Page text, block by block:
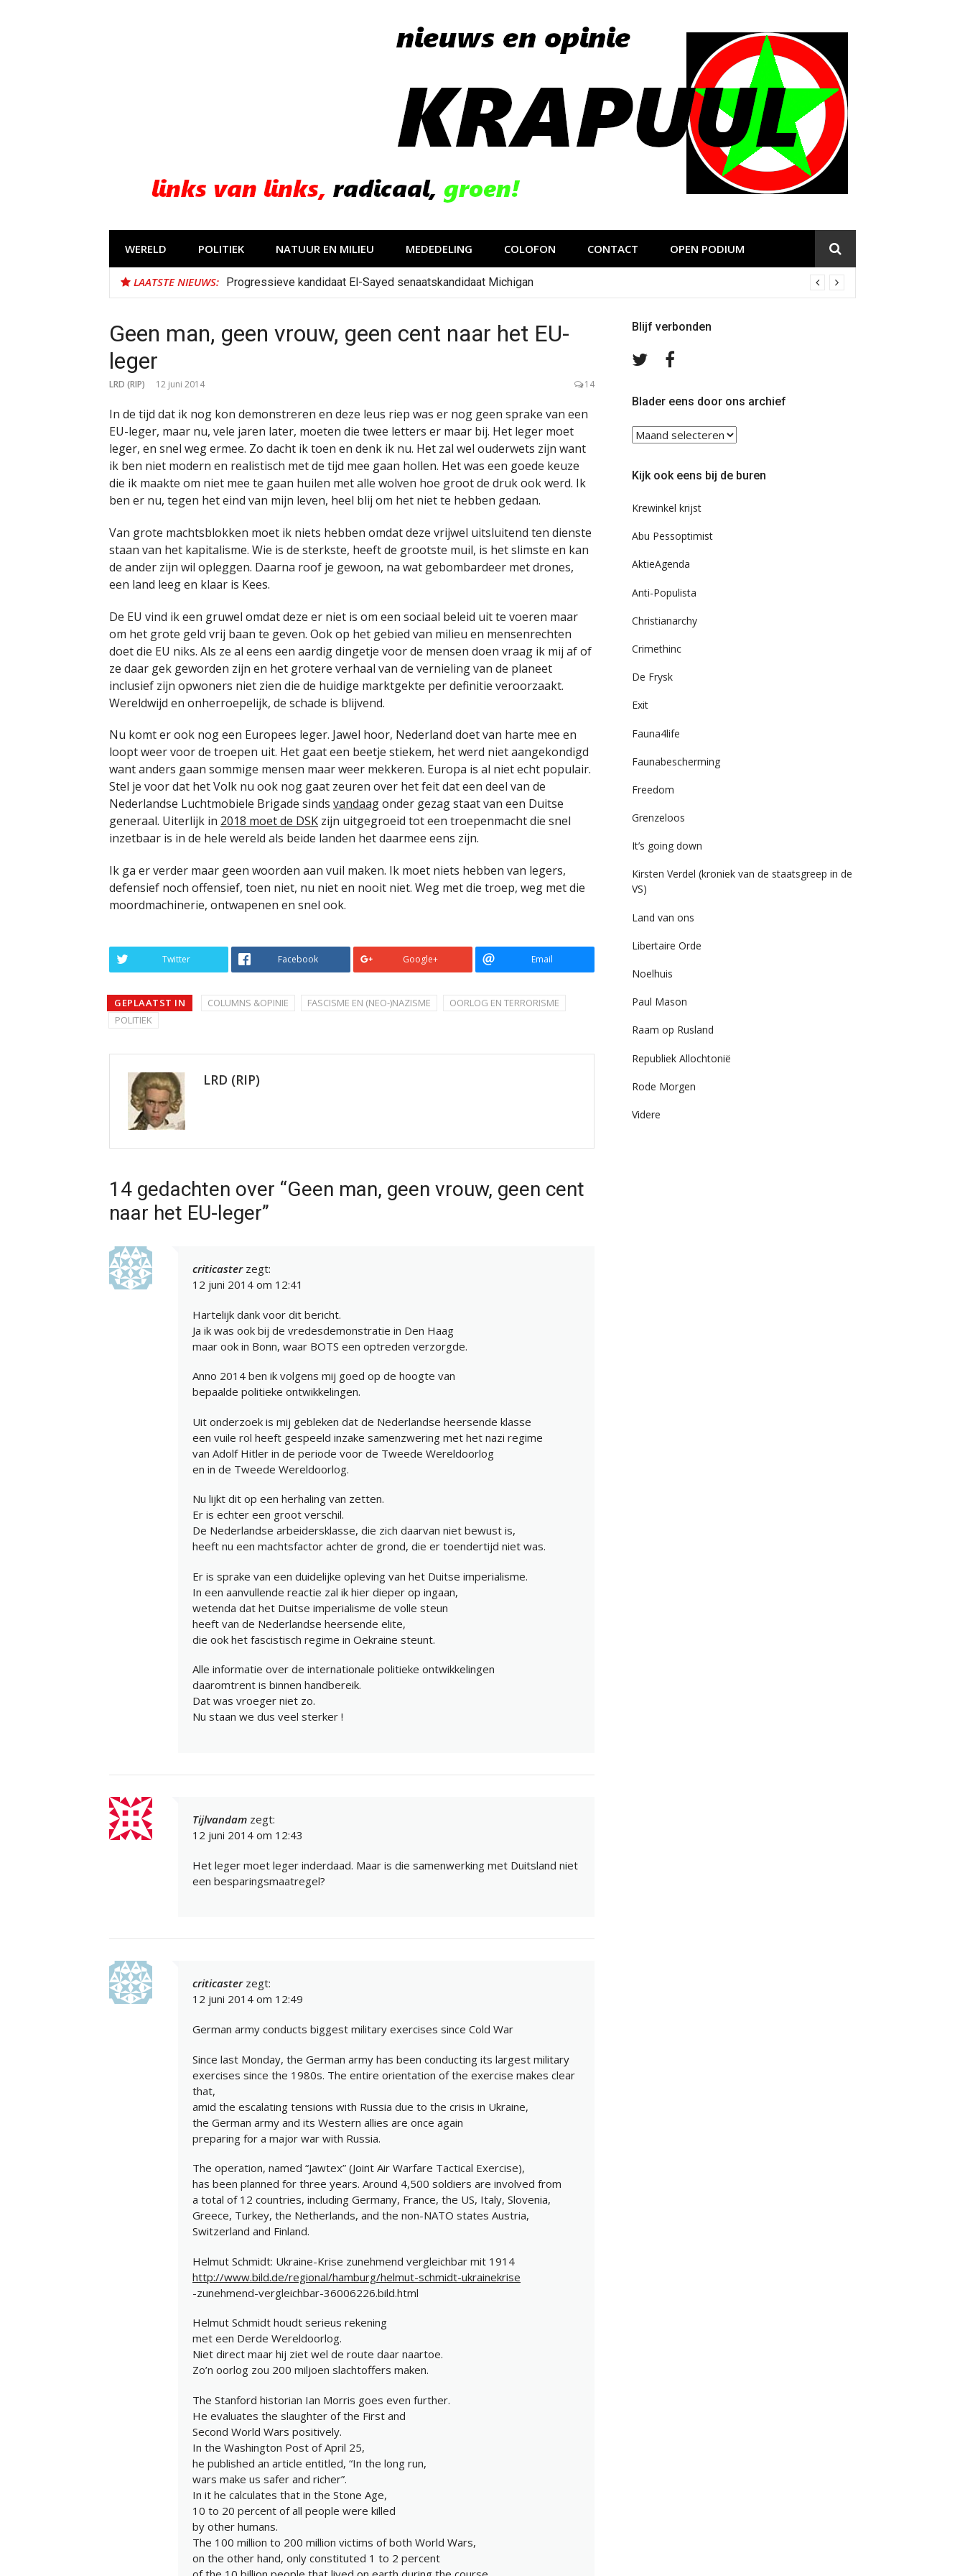
WERELD POLITIEK NATUUR EN MILIEU MEDEDELING COLOFON CONTACT OPEN PODIUM
LAATSTE NIEUWS: Progressieve kandidaat El-Sayed senaatskandidaat Michigan
Geen man, geen vrouw, geen cent naar het EU-
leger
LRD (RIP) 12 juni 2014 14
In de tijd dat ik nog kon demonstreren en deze leus riep was er nog geen sprake van een
EU-leger, maar nu, vele jaren later, moeten die twee letters er maar bij. Het leger moet
leger, en snel weg ermee. Zo dacht ik toen en denk ik nu. Het zal wel ouderwets zijn want
ik ben niet modern en realistisch met de tijd mee gaan hollen. Het was een goede keuze
die ik maakte om niet mee te gaan huilen met alle wolven hoe groot de druk ook werd. Ik
ben er nu, tegen het eind van mijn leven, heel blij om het niet te hebben gedaan.
Van grote machtsblokken moet ik niets hebben omdat deze vrijwel uitsluitend ten dienste
staan van het kapitalisme. Wie is de sterkste, heeft de grootste muil, is het slimste en kan
de ander zijn wil opleggen. Daarna roof je gewoon, na wat gebombardeer met drones,
een land leeg en klaar is Kees.
De EU vind ik een gruwel omdat deze er niet is om een sociaal beleid uit te voeren maar
om het grote geld vrij baan te geven. Ook op het gebied van milieu en mensenrechten
doet die EU niks. Als ze al eens een aardig dingetje voor de mensen doen vraag ik mij af of
ze daar gek geworden zijn en het grotere verhaal van de vernieling van de planeet
inclusief zijn opwoners niet zien die de huidige marktgekte per definitie veroorzaakt.
Wereldwijd en onherroepelijk, de schade is blijvend.
Nu komt er ook nog een Europees leger. Jawel hoor, Nederland doet van harte mee en
loopt weer voor de troepen uit. Het gaat een beetje stiekem, het werd niet aangekondigd
want anders gaan sommige mensen maar weer mekkeren. Europa is al niet echt populair.
Stel je voor dat het Volk nu ook nog gaat zeuren over het feit dat een deel van de
Nederlandse Luchtmobiele Brigade sinds vandaagonder gezag staat van een Duitse
generaal. Uiterlijk in 2018 moet de DSK zijn uitgegroeid tot een troepenmacht die snel
inzetbaar is in de hele wereld als beide landen het daarmee eens zijn.
Ik ga er verder maar geen woorden aan vuil maken. Ik moet niets hebben van legers,
defensief noch offensief, toen niet, nu niet en nooit niet. Weg met die troep, weg met die
moordmachinerie, ontwapenen en snel ook.
Twitter Facebook Google+ Email
GEPLAATST IN COLUMNS &OPINIE FASCISME EN (NEO-)NAZISME
OORLOG EN TERRORISME
POLITIEK
LRD (RIP)
14 gedachten over “Geen man, geen vrouw, geen cent
naar het EU-leger”
criticaster zegt:
12 juni 2014 om 12:41
Hartelijk dank voor dit bericht.
Ja ik was ook bij de vredesdemonstratie in Den Haag
maar ook in Bonn, waar BOTS een optreden verzorgde.
Anno 2014 ben ik volgens mij goed op de hoogte van
bepaalde politieke ontwikkelingen.
Uit onderzoek is mij gebleken dat de Nederlandse heersende klasse
een vuile rol heeft gespeeld inzake samenzwering met het nazi regime
van Adolf Hitler in de periode voor de Tweede Wereldoorlog
en in de Tweede Wereldoorlog.
Nu lijkt dit op een herhaling van zetten.
Er is echter een groot verschil.
De Nederlandse arbeidersklasse, die zich daarvan niet bewust is,
heeft nu een machtsfactor achter de grond, die er toendertijd niet was.
Er is sprake van een duidelijke opleving van het Duitse imperialisme.
In een aanvullende reactie zal ik hier dieper op ingaan,
wetenda dat het Duitse imperialisme de volle steun
heeft van de Nederlandse heersende elite,
die ook het fascistisch regime in Oekraine steunt.
Alle informatie over de internationale politieke ontwikkelingen
daaromtrent is binnen handbereik.
Dat was vroeger niet zo.
Nu staan we dus veel sterker !
Tijlvandam zegt:
12 juni 2014 om 12:43
Het leger moet leger inderdaad. Maar is die samenwerking met Duitsland niet
een besparingsmaatregel?
criticaster zegt:
12 juni 2014 om 12:49
German army conducts biggest military exercises since Cold War
Since last Monday, the German army has been conducting its largest military
exercises since the 1980s. The entire orientation of the exercise makes clear
that,
amid the escalating tensions with Russia due to the crisis in Ukraine,
the German army and its Western allies are once again
preparing for a major war with Russia.
The operation, named “Jawtex” (Joint Air Warfare Tactical Exercise),
has been planned for three years. Around 4,500 soldiers are involved from
a total of 12 countries, including Germany, France, the US, Italy, Slovenia,
Greece, Turkey, the Netherlands, and the non-NATO states Austria,
Switzerland and Finland.
Helmut Schmidt: Ukraine-Krise zunehmend vergleichbar mit 1914
http://www.bild.de/regional/hamburg/helmut-schmidt-ukrainekrise
-zunehmend-vergleichbar-36006226.bild.html
Helmut Schmidt houdt serieus rekening
met een Derde Wereldoorlog.
Niet direct maar hij ziet wel de route daar naartoe.
Zo’n oorlog zou 200 miljoen slachtoffers maken.
The Stanford historian Ian Morris goes even further.
He evaluates the slaughter of the First and
Second World Wars positively.
In the Washington Post of April 25,
he published an article entitled, “In the long run,
wars make us safer and richer”.
In it he calculates that in the Stone Age,
10 to 20 percent of all people were killed
by other humans.
The 100 million to 200 million victims of both World Wars,
on the other hand, only constituted 1 to 2 percent
Blijf verbonden
Volg
TwitterFacebook
Blader eens door ons archief
Blader
eens
ons
Kijk ook eens bij de buren
Krewinkel krijst
Abu Pessoptimist
AktieAgenda
Anti-Populista
Christianarchy
Crimethinc
De Frysk
Exit
Fauna4life
Faunabescherming
Freedom
Grenzeloos
It’s going down
Kirsten Verdel (kroniek van de staatsgreep in de
VS)
Land van ons
Libertaire Orde
Noelhuis
Paul Mason
Raam op Rusland
Republiek Allochtonië
Rode Morgen
Videre